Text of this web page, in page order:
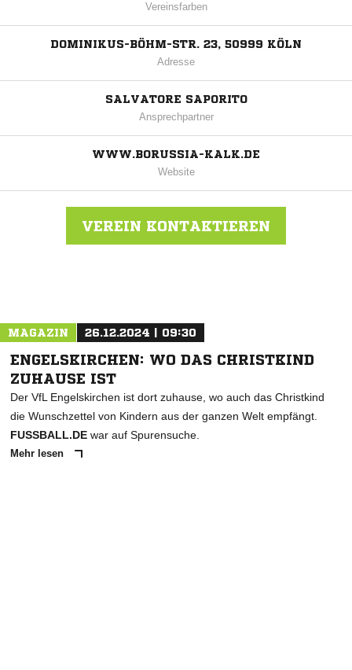
Vereinsfarben
DOMINIKUS-BÖHM-STR. 23, 50999 KÖLN
Adresse
SALVATORE SAPORITO
Ansprechpartner
WWW.BORUSSIA-KALK.DE
Website
VEREIN KONTAKTIEREN
MAGAZIN 26.12.2024 | 09:30
ENGELSKIRCHEN: WO DAS CHRISTKIND
ZUHAUSE IST
Der VfL Engelskirchen ist dort zuhause, wo auch das Christkind
die Wunschzettel von Kindern aus der ganzen Welt empfängt.
FUSSBALL.DE war auf Spurensuche.
Mehr lesen